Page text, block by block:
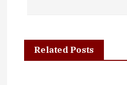
v
Related Posts